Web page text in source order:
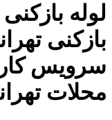
لوله
بازکنی
سرویس
محلات